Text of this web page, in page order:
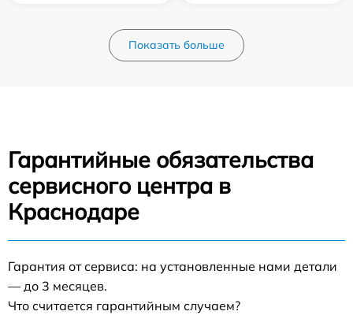
Показать больше
Гарантийные обязательства
сервисного центра в
Краснодаре
Гарантия от сервиса: на установленные нами детали
— до 3 месяцев.
Что считается гарантийным случаем?